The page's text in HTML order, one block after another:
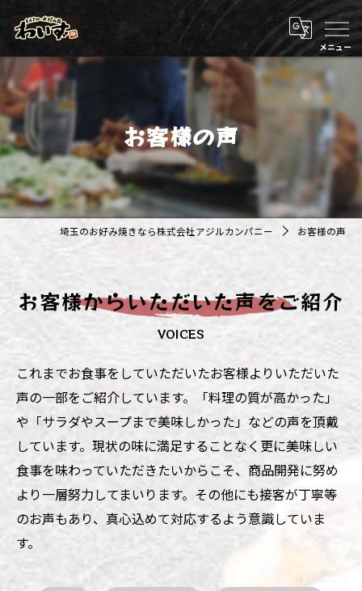
お客様の声
埼玉のお好み焼きなら株式会社アジルカンパニー お客様の声
お客様からいただいた声をご紹介
VOICES
これまでお食事をしていただいたお客様よりいただいた
声の一部をご紹介しています。「料理の質が高かった」
や「サラダやスープまで美味しかった」などの声を頂戴
しています。現状の味に満足することなく更に美味しい
食事を味わっていただきたいからこそ、商品開発に努め
より一層努力してまいります。その他にも接客が丁寧等
のお声もあり、真心込めて対応するよう意識していま
す。